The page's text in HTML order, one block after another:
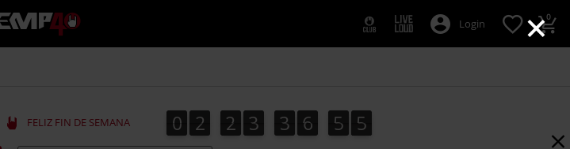
×
EMP
-
Música,
Merch
Login 0
FELIZ FIN DE SEMANA 0
0 2
2 2
2 3
3 3
3 6
6 5
5 3
4
3
5
4